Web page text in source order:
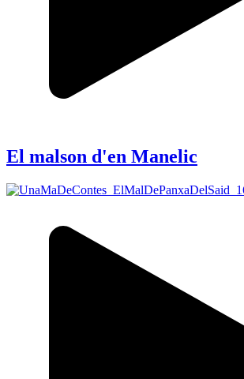
El malson d'en Manelic